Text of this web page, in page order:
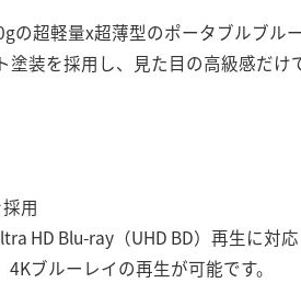
の超軽量x超薄型のポータブルブル
装を採用し、見た目の高級感だけ
用
HD Blu-ray（UHD BD）再生に対
ブルーレイの再生が可能です。